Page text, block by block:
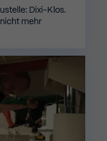
Dixi-Klos.
mehr